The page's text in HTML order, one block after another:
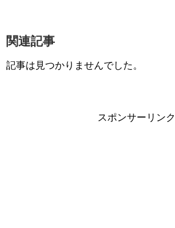
関連記事
記事は見つかりませんでした。
スポンサーリンク